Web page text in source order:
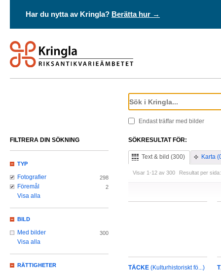
Har du nytta av Kringla? Berätta hur →
Endast träffar med bilder
SÖKRESULTAT FÖR:
Text & bild (300) Karta
Visar 1-12 av 300 Resultat per sida:
TÄCKE (Kulturhistoriskt fö...)
FILTRERA DIN SÖKNING
TYP
Fotografier 298
Föremål 2
Visa alla
BILD
Med bilder 300
Visa alla
RÄTTIGHETER